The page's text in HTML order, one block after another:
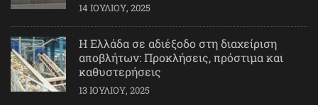
14 ΙΟΥΛΊΟΥ, 2025
Η Ελλάδα σε αδιέξοδο στη διαχείριση
αποβλήτων: Προκλήσεις, πρόστιμα και
καθυστερήσεις
13 ΙΟΥΛΊΟΥ, 2025